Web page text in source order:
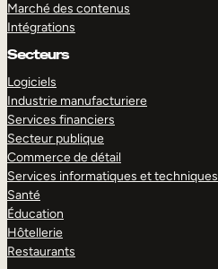
Marché des contenus
Intégrations
Secteurs
Logiciels
Industrie manufacturiere
Services financiers
Secteur publique
Commerce de détail
Services informatiques et techniques
Santé
Éducation
Hôtellerie
Restaurants